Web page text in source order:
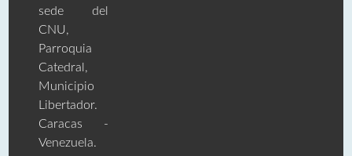
sede del
CNU,
Parroquia
Catedral,
Municipio
Libertador.
Caracas -
Venezuela.